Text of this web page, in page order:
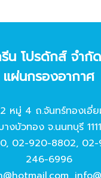
น โปรดักส์ จํากั
แผ่นกรองอากาศ
หมู่ 4 ถ.จันทร์ทองเอี่
างบัวทอง จ.นนทบุรี
, 02-920-8802, 02-
246-6996